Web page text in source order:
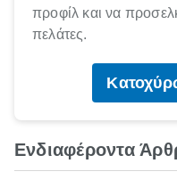
προφίλ και να
πελάτες.
Ενδιαφέροντα